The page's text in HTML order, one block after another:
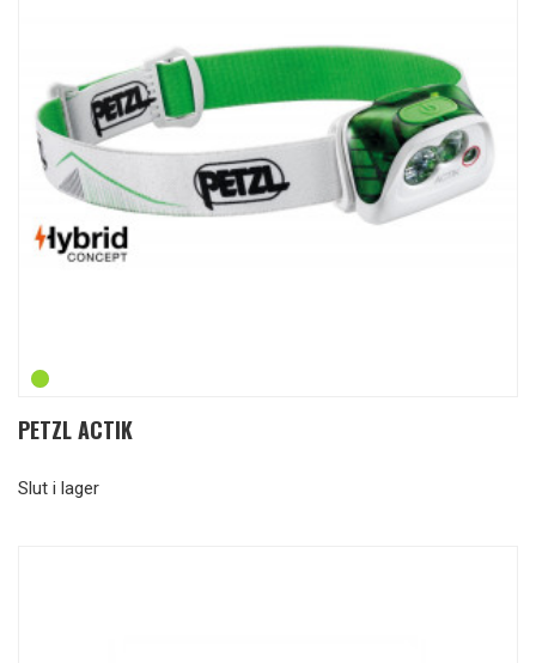
PETZL ACTIK
Slut i lager